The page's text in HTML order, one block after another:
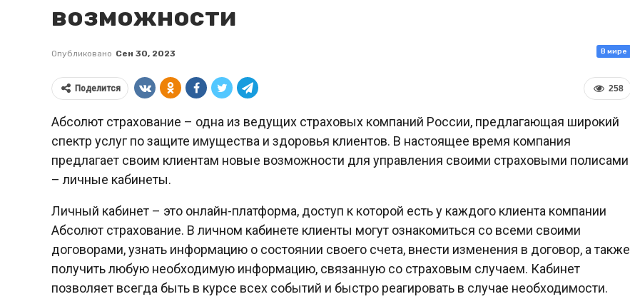
возможности
В мире
Опубликовано Сен 30, 2023
258
Поделится
Абсолют страхование – одна из ведущих страховых компаний России, предлагающая широкий
спектр услуг по защите имущества и здоровья клиентов. В настоящее время компания
предлагает своим клиентам новые возможности для управления своими страховыми полисами
– личные кабинеты.
Личный кабинет – это онлайн-платформа, доступ к которой есть у каждого клиента компании
Абсолют страхование. В личном кабинете клиенты могут ознакомиться со всеми своими
договорами, узнать информацию о состоянии своего счета, внести изменения в договор, а также
получить любую необходимую информацию, связанную со страховым случаем. Кабинет
позволяет всегда быть в курсе всех событий и быстро реагировать в случае необходимости.